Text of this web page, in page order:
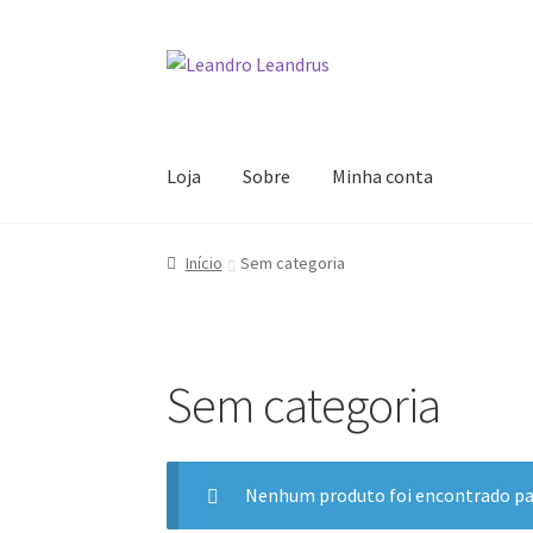
Pular
Pular
Loja Sobre Minha conta
Início Sem categoria
Sem categoria
Nenhum produto foi encontrado